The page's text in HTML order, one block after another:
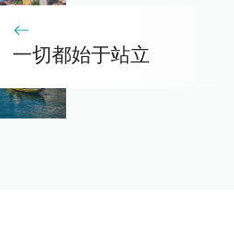
一切都始于站立